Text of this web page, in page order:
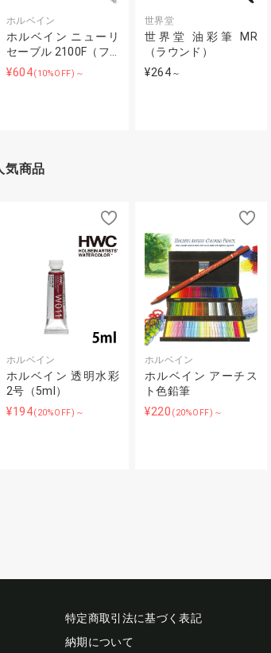
ホルベイン
ホルベイン ニューリ
セーブル 2100F（フ…
¥604(10%OFF)～
世界堂
世界堂 油彩筆 MR
（ラウンド）
¥264 ～
気商品
ホルベイン
ホルベイン 透明水彩
2号（5ml）
¥194(20%OFF)～
ホルベイン
ホルベイン アーチス
ト色鉛筆
¥220 (20%OFF)～
特定商取引法に基づく表記
納期について